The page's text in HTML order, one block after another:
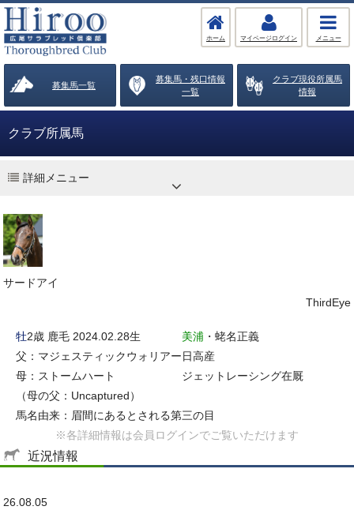
ホーム マイページログイン メニュー
募集馬一覧
募集馬・残口情報
一覧
クラブ現役所属馬
情報
クラブ所属馬
詳細メニュー
サードアイ
ThirdEye
牡2歳 鹿毛 2024.02.28生 美浦 ・蛯名正義
父：マジェスティックウォリアー日高産
母：ストームハート
ジェットレーシング在厩
（母の父：Uncaptured）
馬名由来：眉間にあるとされる第三の目
※各詳細情報は会員ログインでご覧いただけます
近況情報
26.08.05